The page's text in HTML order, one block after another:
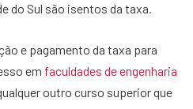
do Sul são isentos da taxa.
e pagamento da taxa para
em faculdades de engenharia
outro curso superior que